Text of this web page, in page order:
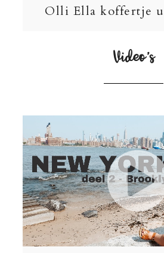
Olli Ella koffertje
Video’s